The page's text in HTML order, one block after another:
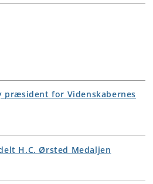
præsident for Videnskabernes
H.C. Ørsted Medaljen